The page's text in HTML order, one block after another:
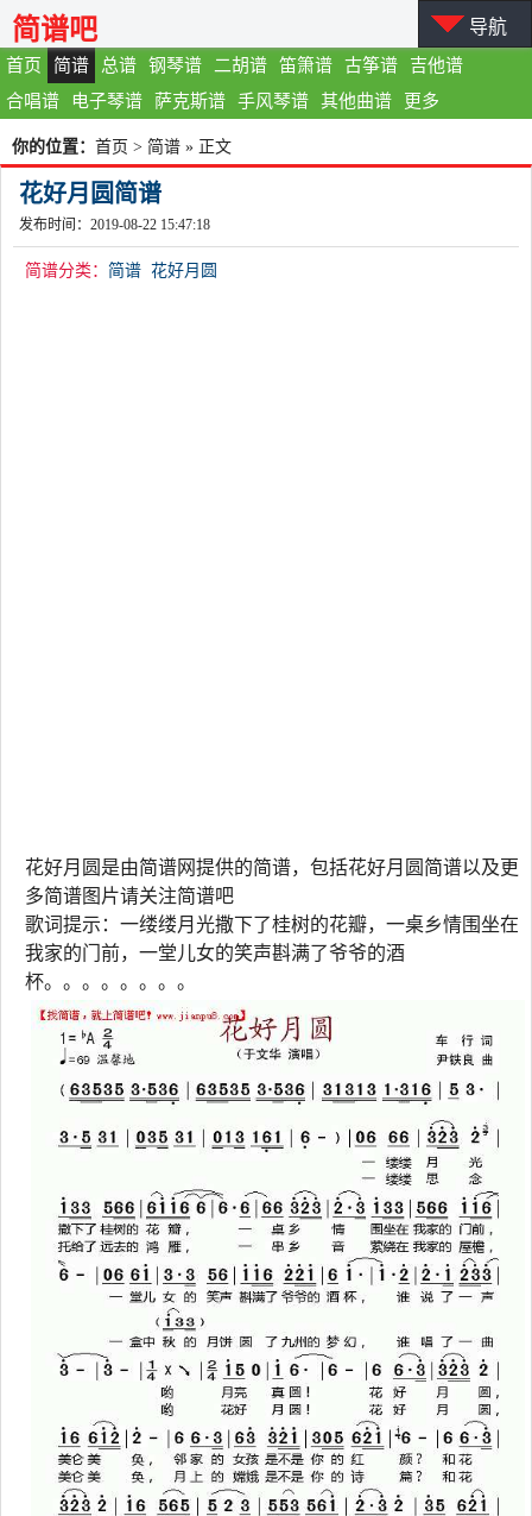
首页 简谱 总谱 钢琴谱 二胡谱 笛箫谱 古筝谱
吉他谱
合唱谱
电子琴谱 萨克斯谱 手风琴谱 其他曲谱 更多
简谱吧 导航
你的位置： 首页 > 简谱 » 正文
花好月圆简谱
发布时间：2019-08-22 15:47:18
简谱分类： 简谱 花好月圆
花好月圆是由简谱网提供的简谱，包括花好月圆简谱以及更
多简谱图片请关注简谱吧
歌词提示：一缕缕月光撒下了桂树的花瓣，一桌乡情围坐在
我家的门前，一堂儿女的笑声斟满了爷爷的酒
杯。。。。。。。。